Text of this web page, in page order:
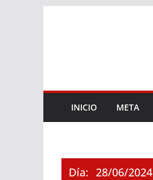
INICIO META
Día: 28/06/2024